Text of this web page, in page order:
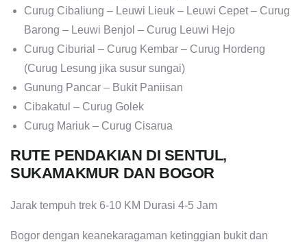
Curug Cibaliung – Leuwi Lieuk – Leuwi Cepet – Curug
Barong – Leuwi Benjol – Curug Leuwi Hejo
Curug Ciburial – Curug Kembar – Curug Hordeng
(Curug Lesung jika susur sungai)
Gunung Pancar – Bukit Paniisan
Cibakatul – Curug Golek
Curug Mariuk – Curug Cisarua
RUTE PENDAKIAN DI SENTUL,
SUKAMAKMUR DAN BOGOR
Jarak tempuh trek 6-10 KM Durasi 4-5 Jam
Bogor dengan keanekaragaman ketinggian bukit dan